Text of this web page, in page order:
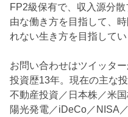
FP2級保有で、収入源分
由な働き方を目指して、
れない生き方を目指してい
お問い合わせはツイッタ
投資歴13年。現在の主な投
不動産投資／日本株／米
陽光発電／iDeCo／NISA